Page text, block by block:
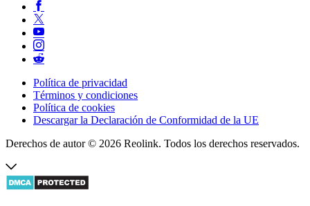
Política de privacidad
Términos y condiciones
Política de cookies
Descargar la Declaración de Conformidad de la UE
Derechos de autor © 2026 Reolink. Todos los derechos reservados.